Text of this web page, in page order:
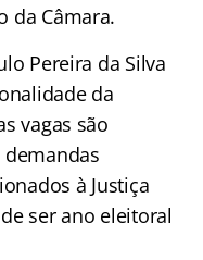
da Câmara.
Pereira da Silva
da
vagas são
à Justiça
ser ano eleitoral